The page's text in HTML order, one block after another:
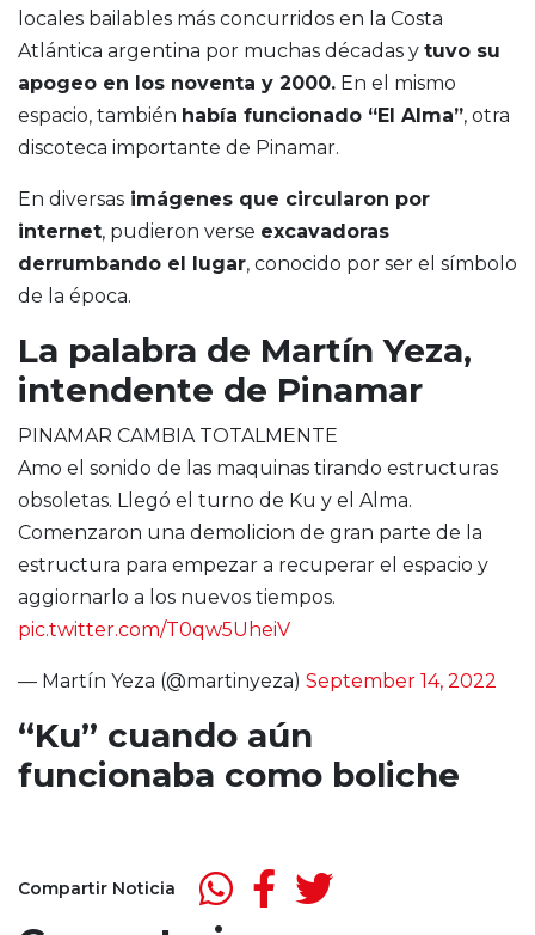
locales bailables más concurridos en la Costa
Atlántica argentina por muchas décadas y tuvo su
apogeo en los noventa y 2000. En el mismo
espacio, también había funcionado “El Alma”, otra
discoteca importante de Pinamar.
En diversas imágenes que circularon por
internet, pudieron verse excavadoras
derrumbando el lugar, conocido por ser el símbolo
de la época.
La palabra de Martín Yeza,
intendente de Pinamar
PINAMAR CAMBIA TOTALMENTE
Amo el sonido de las maquinas tirando estructuras
obsoletas. Llegó el turno de Ku y el Alma.
Comenzaron una demolicion de gran parte de la
estructura para empezar a recuperar el espacio y
aggiornarlo a los nuevos tiempos.
pic.twitter.com/T0qw5UheiV
— Martín Yeza (@martinyeza) September 14, 2022
“Ku” cuando aún
funcionaba como boliche
Compartir Noticia